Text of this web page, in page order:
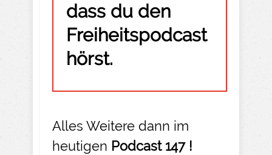
dass du den
Freiheitspodcast
hörst.
Alles Weitere dann im
heutigen Podcast 147 !